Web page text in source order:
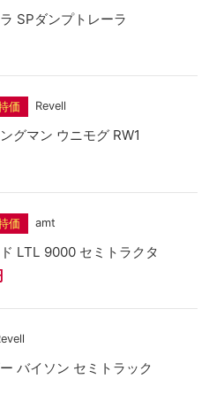
SPダンプトレーラ
価 Revell
グマン ウニモグ RW1
価 amt
LTL 9000 セミトラクタ
バイソン セミトラック